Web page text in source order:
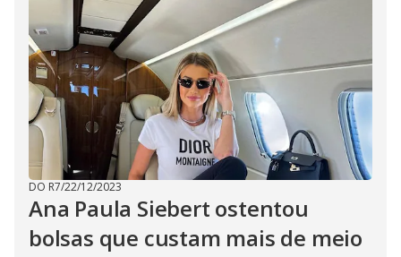
DO R7/22/12/2023
Ana Paula Siebert ostentou
bolsas que custam mais de meio